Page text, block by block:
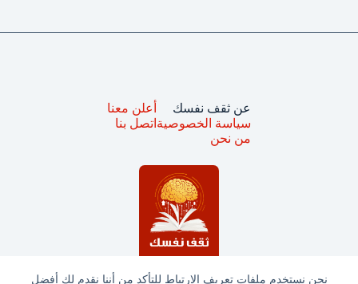
نحن نستخدم ملفات تعريف الارتباط للتأكد من أننا نقدم لك أفضل
عن ثقف نفسك
سياسة الخصوصية
من نحن
أعلن معنا
اتصل بنا